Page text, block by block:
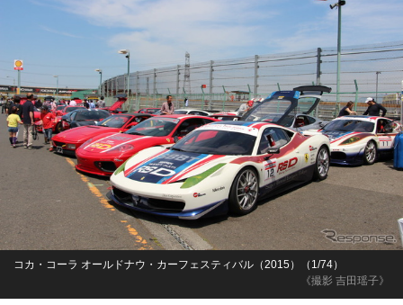
《撮影 吉田瑶子》
コカ・コーラ オールドナウ・カーフェスティバル（2015）（1/74）